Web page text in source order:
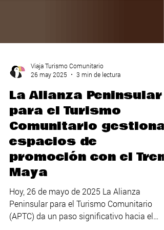
26 may 2025
3 min de lectura
La Alianza Peninsular
para el Turismo
Comunitario gestiona
espacios de
promoción con el Tren
Maya
Hoy, 26 de mayo de 2025 La Alianza
Peninsular para el Turismo Comunitario